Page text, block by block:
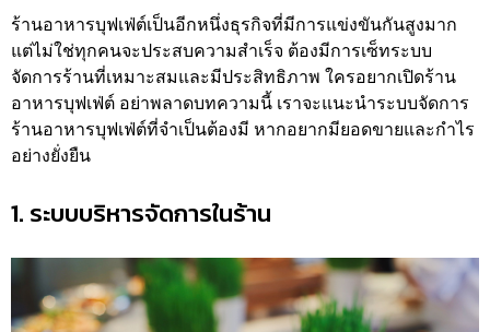
ร้านอาหารบุฟเฟ่ต์เป็นอีกหนึ่งธุรกิจที่มีการแข่งขันกันสูงมาก
แต่ไม่ใช่ทุกคนจะประสบความสำเร็จ ต้องมีการเซ็ทระบบ
จัดการร้านที่เหมาะสมและมีประสิทธิภาพ ใครอยากเปิดร้าน
อาหารบุฟเฟ่ต์ อย่าพลาดบทความนี้ เราจะแนะนำระบบจัดการ
ร้านอาหารบุฟเฟ่ต์ที่จำเป็นต้องมี หากอยากมียอดขายและกำไร
อย่างยั่งยืน
1. ระบบบริหารจัดการในร้าน